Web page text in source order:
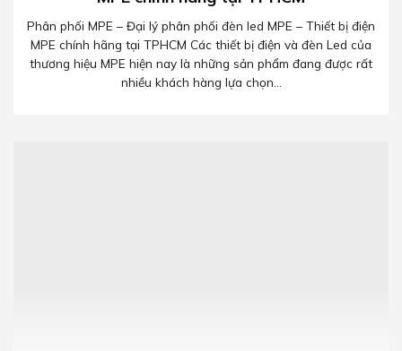
Phân phối MPE – Đại lý phân phối đèn led MPE – Thiết bị điện
MPE chính hãng tại TPHCM Các thiết bị điện và đèn Led của
thương hiệu MPE hiện nay là những sản phẩm đang được rất
nhiều khách hàng lựa chọn...